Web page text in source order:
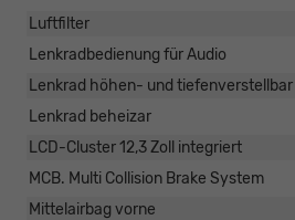
Luftfilter
Lenkradbedienung für Audio
Lenkrad höhen- und tiefenverstellbar
Lenkrad beheizar
LCD-Cluster 12,3 Zoll integriert
MCB. Multi Collision Brake System
Mittelairbag vorne